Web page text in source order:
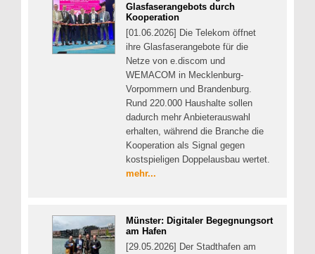
Glasfaserangebots durch
Kooperation
[01.06.2026] Die Telekom öffnet
ihre Glasfaserangebote für die
Netze von e.discom und
WEMACOM in Mecklenburg-
Vorpommern und Brandenburg.
Rund 220.000 Haushalte sollen
dadurch mehr Anbieterauswahl
erhalten, während die Branche die
Kooperation als Signal gegen
kostspieligen Doppelausbau wertet.
mehr...
Münster: Digitaler Begegnungsort
am Hafen
[29.05.2026] Der Stadthafen am